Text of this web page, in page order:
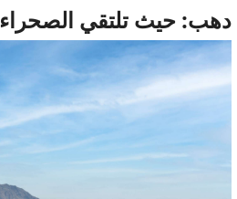
دهب: حيث تلتقي الصحراء